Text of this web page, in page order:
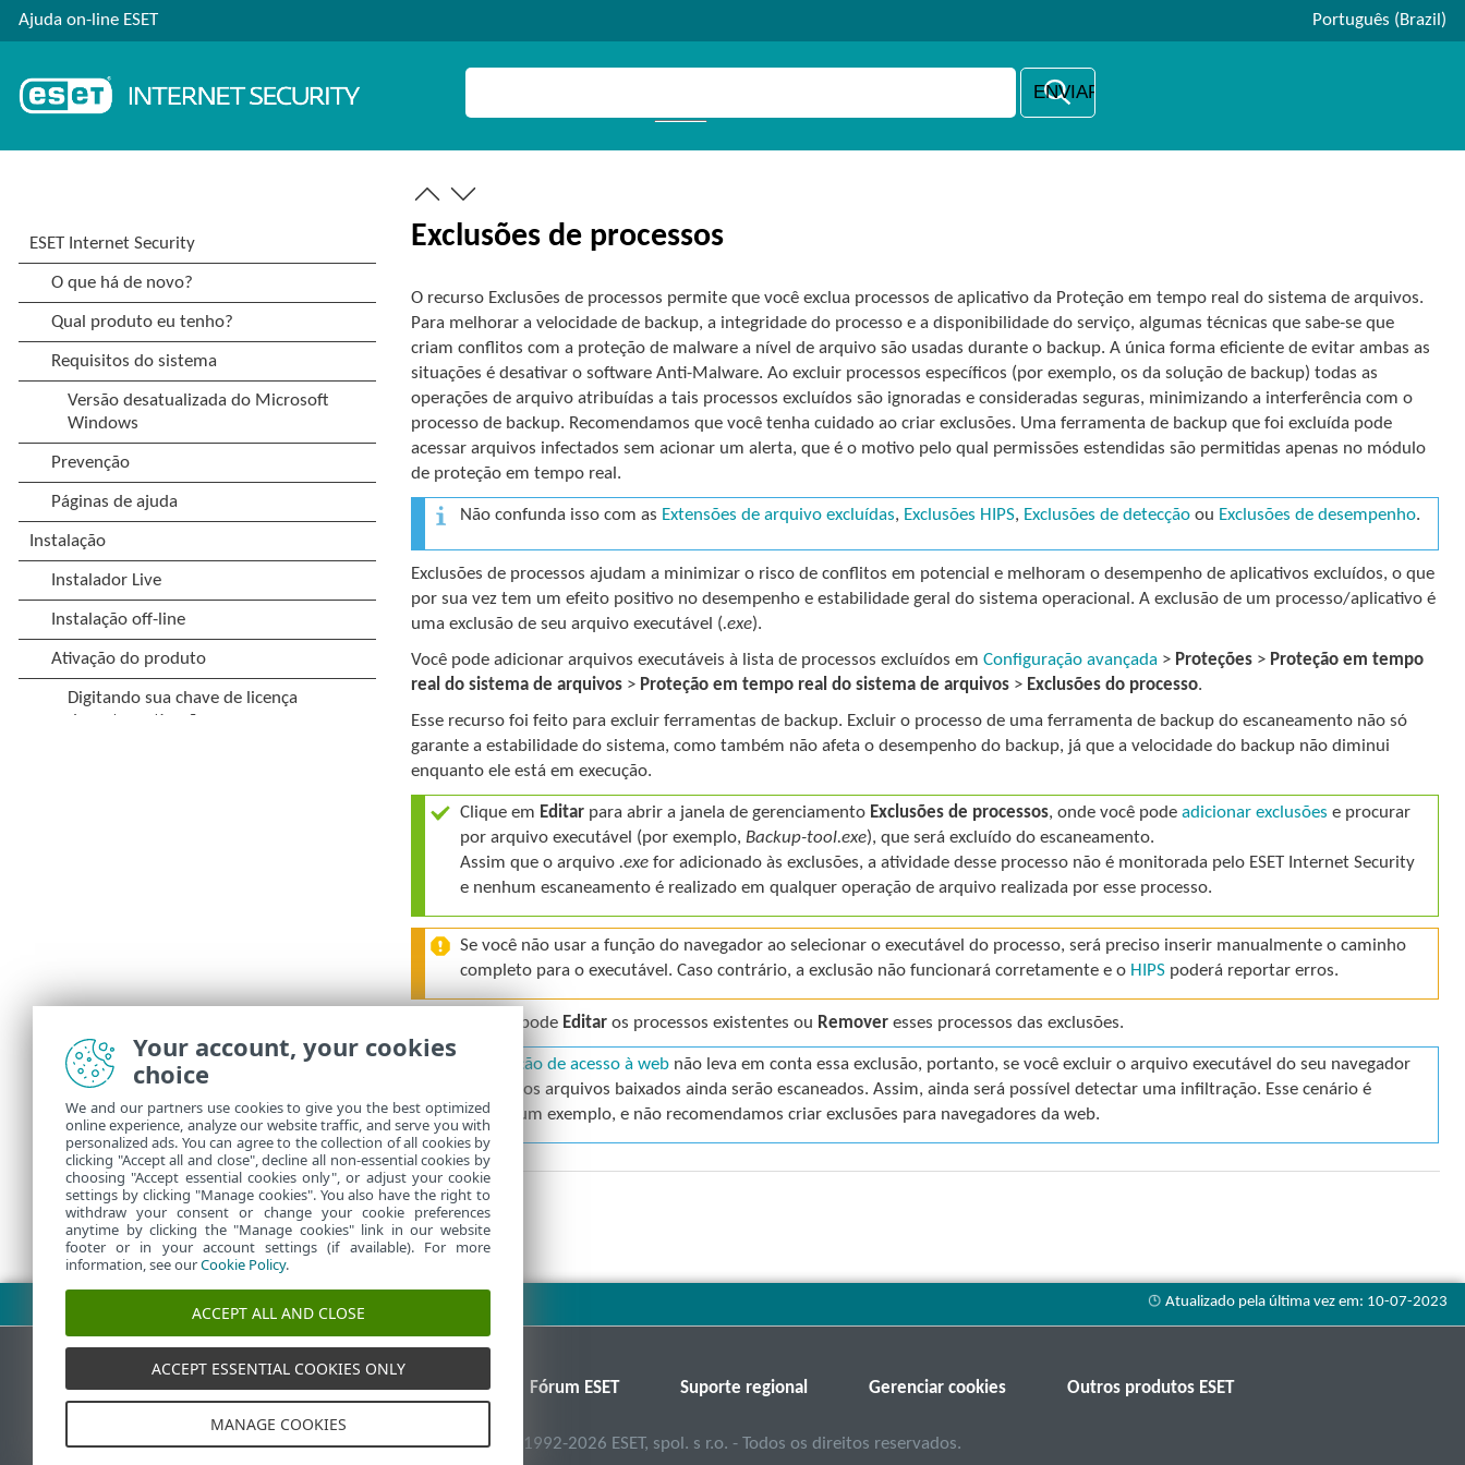
Ajuda on-line ESET Português (Brazil)
Exclusões de processos
O recurso Exclusões de processos permite que você exclua processos de aplicativo da Proteção em tempo real do sistema de arquivos.
Para melhorar a velocidade de backup, a integridade do processo e a disponibilidade do serviço, algumas técnicas que sabe-se que
criam conflitos com a proteção de malware a nível de arquivo são usadas durante o backup. A única forma eficiente de evitar ambas as
situações é desativar o software Anti-Malware. Ao excluir processos específicos (por exemplo, os da solução de backup) todas as
operações de arquivo atribuídas a tais processos excluídos são ignoradas e consideradas seguras, minimizando a interferência com o
processo de backup. Recomendamos que você tenha cuidado ao criar exclusões. Uma ferramenta de backup que foi excluída pode
acessar arquivos infectados sem acionar um alerta, que é o motivo pelo qual permissões estendidas são permitidas apenas no módulo
de proteção em tempo real.
Não confunda isso com as Extensões de arquivo excluídas, Exclusões HIPS, Exclusões de detecção ou Exclusões de desempenho.
Exclusões de processos ajudam a minimizar o risco de conflitos em potencial e melhoram o desempenho de aplicativos excluídos, o que
por sua vez tem um efeito positivo no desempenho e estabilidade geral do sistema operacional. A exclusão de um processo/aplicativo é
uma exclusão de seu arquivo executável (.exe).
Você pode adicionar arquivos executáveis à lista de processos excluídos emConfiguração avançada > Proteções > Proteção em tempo
real do sistema de arquivos > Proteção em tempo real do sistema de arquivos > Exclusões do processo.
Esse recurso foi feito para excluir ferramentas de backup. Excluir o processo de uma ferramenta de backup do escaneamento não só
garante a estabilidade do sistema, como também não afeta o desempenho do backup, já que a velocidade do backup não diminui
enquanto ele está em execução.
Clique em Editar para abrir a janela de gerenciamento Exclusões de processos, onde você podeadicionar exclusões e procurar
por arquivo executável (por exemplo,Backup-tool.exe), que será excluído do escaneamento.
Assim que o arquivo .exe for adicionado às exclusões, a atividade desse processo não é monitorada pelo ESET Internet Security
e nenhum escaneamento é realizado em qualquer operação de arquivo realizada por esse processo.
Se você não usar a função do navegador ao selecionar o executável do processo, será preciso inserir manualmente o caminho
completo para o executável. Caso contrário, a exclusão não funcionará corretamente e o HIPS poderá reportar erros.
Você também pode Editar os processos existentes ou Remover esses processos das exclusões.
proteção de acesso à web não leva em conta essa exclusão, portanto, se você excluir o arquivo executável do seu navegador
da web, os arquivos baixados ainda serão escaneados. Assim, ainda será possível detectar uma infiltração. Esse cenário é
apenas um exemplo, e não recomendamos criar exclusões para navegadores da web.
Base de conhecimento da ESET Fórum ESET Suporte regional Gerenciar cookies Outros produtos ESET
1992-2026 ESET, spol. s r.o. - Todos os direitos reservados.
Your account, your cookies
choice
We and our partners use cookies to give you the best optimized
online experience, analyze our website traffic, and serve you with
personalized ads. You can agree to the collection of all cookies by
clicking "Accept all and close", decline all non-essential cookies by
choosing "Accept essential cookies only", or adjust your cookie
settings by clicking "Manage cookies". You also have the right to
withdraw your consent or change your cookie preferences
anytime by clicking the "Manage cookies" link in our website
footer or in your account settings (if available). For more
information, see ourCookie Policy.
ACCEPT ALL AND CLOSE
ACCEPT ESSENTIAL COOKIES ONLY
MANAGE COOKIES